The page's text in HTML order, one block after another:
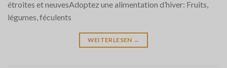
étroites et neuvesAdoptez une alimentation d’hiver: Fruits,
légumes, féculents
WEITERLESEN →